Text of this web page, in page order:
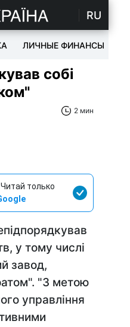
RU
ЛИЧНЫЕ ФИНАНСЫ
собі
2 мин
только
у тому числі
завод,
"З метою
управління